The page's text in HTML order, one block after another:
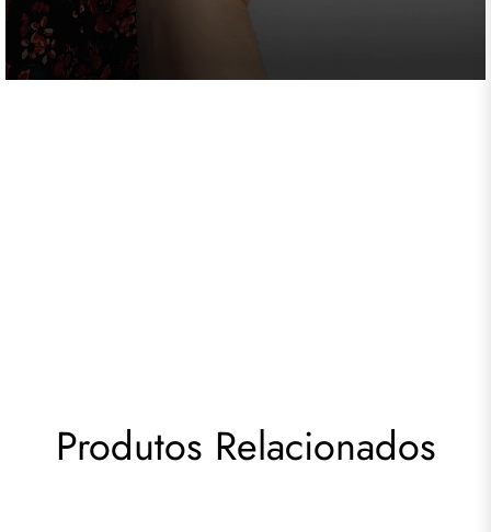
Produtos Relacionados